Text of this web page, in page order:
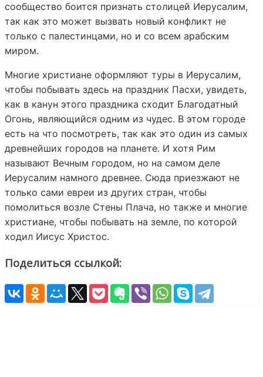
сообщество боится признать столицей Иерусалим,
так как это может вызвать новый конфликт не
только с палестинцами, но и со всем арабским
миром.
Многие христиане оформляют туры в Иерусалим,
чтобы побывать здесь на праздник Пасхи, увидеть,
как в канун этого праздника сходит Благодатный
Огонь, являющийся одним из чудес. В этом городе
есть на что посмотреть, так как это один из самых
древнейших городов на планете. И хотя Рим
называют Вечным городом, но на самом деле
Иерусалим намного древнее. Сюда приезжают не
только сами евреи из других стран, чтобы
помолиться возле Стены Плача, но также и многие
христиане, чтобы побывать на земле, по которой
ходил Иисус Христос.
Поделиться ссылкой: